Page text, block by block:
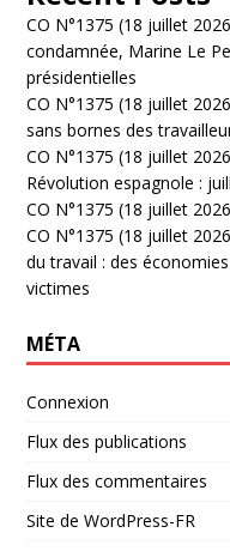
CO N°1375 (18 juillet
condamnée, Marine Le
présidentielles
CO N°1375 (18 juillet
sans bornes des
CO N°1375 (18 juillet
Révolution espagnole :
CO N°1375 (18 juillet
CO N°1375 (18 juillet
du travail : des
victimes
MÉTA
Connexion
Flux des publications
Flux des commentaires
Site de WordPress-FR